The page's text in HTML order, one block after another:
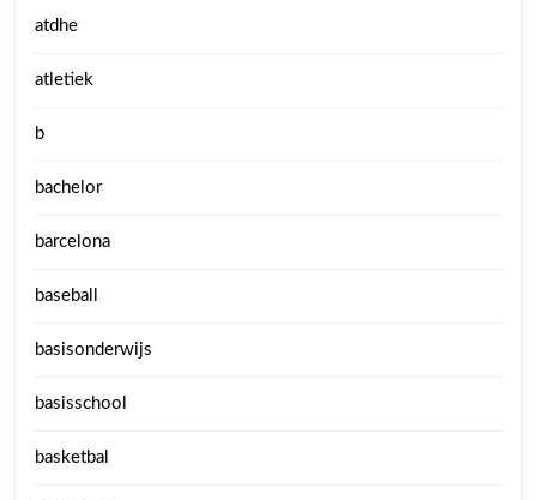
atdhe
atletiek
b
bachelor
barcelona
baseball
basisonderwijs
basisschool
basketbal